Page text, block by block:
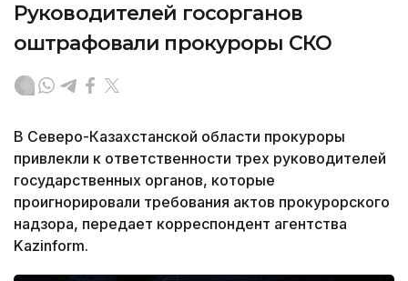
Руководителей госорганов
оштрафовали прокуроры СКО
В Северо-Казахстанской области прокуроры
привлекли к ответственности трех руководителей
государственных органов, которые
проигнорировали требования актов прокурорского
надзора, передает корреспондент агентства
Kazinform.